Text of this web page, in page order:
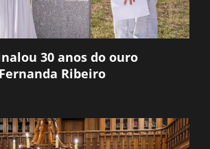
30 anos do ouro
Ribeiro